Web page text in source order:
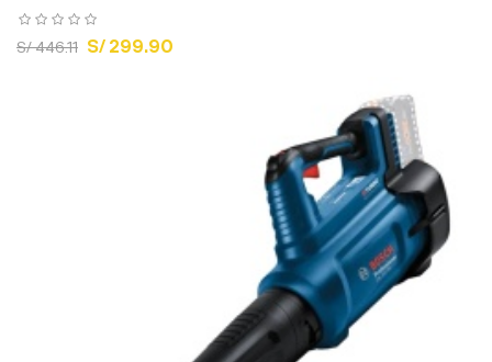
S/ 446.11 S/ 299.90